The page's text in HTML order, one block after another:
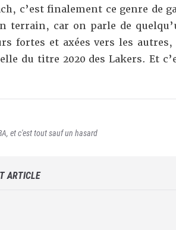
et c'est tout sauf un hasard
c’est finalement ce genre de
terrain, car on parle de
fortes et axées vers les autres,
du titre 2020 des Lakers. Et
ARTICLE